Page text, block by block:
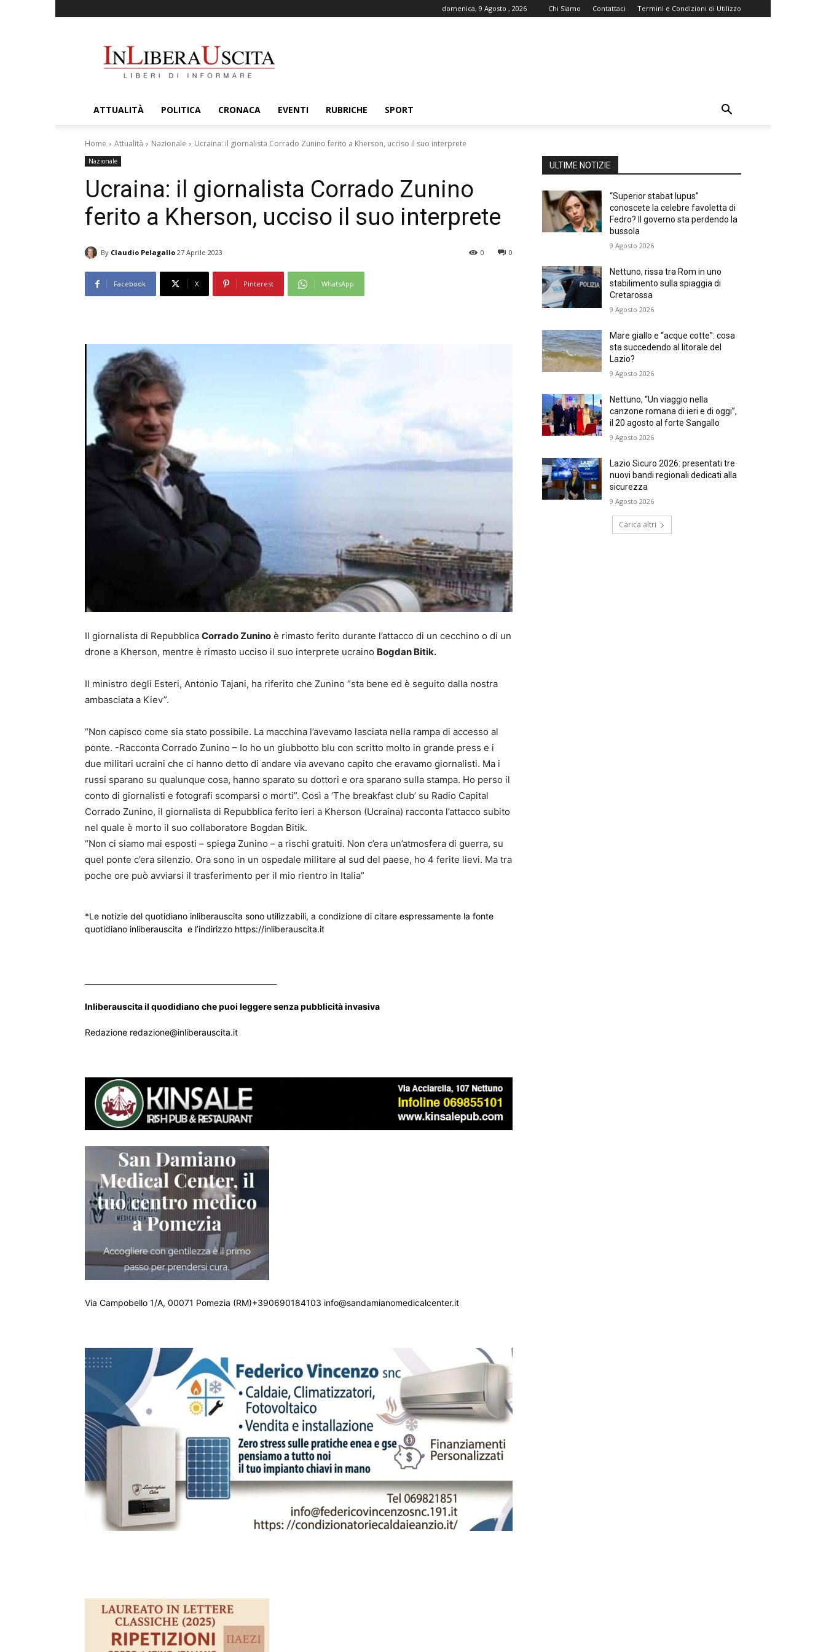
domenica, 9 Agosto , 2026 Chi Siamo Contattaci Termini e Condizioni di Utilizzo
ATTUALITÀ POLITICA CRONACA EVENTI RUBRICHE SPORT
Home Attualità Nazionale Ucraina: il giornalista Corrado Zunino ferito a Kherson, ucciso il suo interprete
Nazionale
Ucraina: il giornalista Corrado Zunino
ferito a Kherson, ucciso il suo interprete
By Claudio Pelagallo 27 Aprile 2023 0
0
Facebook X Pinterest WhatsApp
Il giornalista di Repubblica Corrado Zunino è rimasto ferito durante l’attacco di un cecchino o di un
drone a Kherson, mentre è rimasto ucciso il suo interprete ucraino Bogdan Bitik.
Il ministro degli Esteri, Antonio Tajani, ha riferito che Zunino “sta bene ed è seguito dalla nostra
ambasciata a Kiev”.
“Non capisco come sia stato possibile. La macchina l’avevamo lasciata nella rampa di accesso al
ponte. -Racconta Corrado Zunino – Io ho un giubbotto blu con scritto molto in grande press e i
due militari ucraini che ci hanno detto di andare via avevano capito che eravamo giornalisti. Ma i
russi sparano su qualunque cosa, hanno sparato su dottori e ora sparano sulla stampa. Ho perso il
conto di giornalisti e fotografi scomparsi o morti”. Così a ‘The breakfast club’ su Radio Capital
Corrado Zunino, il giornalista di Repubblica ferito ieri a Kherson (Ucraina) racconta l’attacco subito
nel quale è morto il suo collaboratore Bogdan Bitik.
“Non ci siamo mai esposti – spiega Zunino – a rischi gratuiti. Non c’era un’atmosfera di guerra, su
quel ponte c’era silenzio. Ora sono in un ospedale militare al sud del paese, ho 4 ferite lievi. Ma tra
poche ore può avviarsi il trasferimento per il mio rientro in Italia”
*Le notizie del quotidiano inliberauscita sono utilizzabili, a condizione di citare espressamente la fonte
quotidiano inliberauscita e l’indirizzo https://inliberauscita.it
Inliberauscita il quodidiano che puoi leggere senza pubblicità invasiva
Redazione redazione@inliberauscita.it
Via Campobello 1/A, 00071 Pomezia (RM)+390690184103 info@sandamianomedicalcenter.it
ULTIME NOTIZIE
“Superior stabat lupus”
conoscete la celebre favoletta di
Fedro? Il governo sta perdendo la
bussola
9 Agosto 2026
Nettuno, rissa tra Rom in uno
stabilimento sulla spiaggia di
Cretarossa
9 Agosto 2026
Mare giallo e “acque cotte”: cosa
sta succedendo al litorale del
Lazio?
9 Agosto 2026
Nettuno, “Un viaggio nella
canzone romana di ieri e di oggi”,
il 20 agosto al forte Sangallo
9 Agosto 2026
Lazio Sicuro 2026: presentati tre
nuovi bandi regionali dedicati alla
sicurezza
9 Agosto 2026
Carica altri